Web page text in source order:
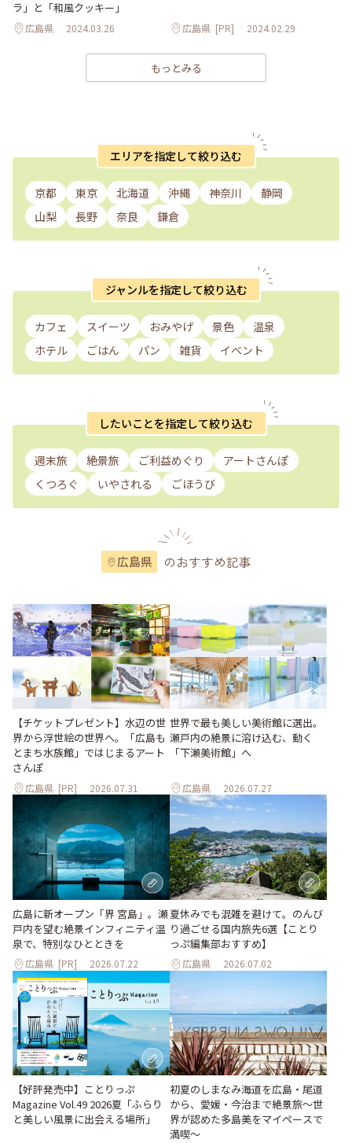
ラ」と「和風クッキー」
広島県 2024.03.26 広島県 [PR] 2024.02.29
もっとみる
エリアを指定して絞り込む
京都 東京 北海道 沖縄 神奈川
静岡
山梨
長野 奈良 鎌倉
ジャンルを指定して絞り込む
カフェ スイーツ おみやげ 景色
温泉
ホテル
ごはん パン 雑貨 イベント
したいことを指定して絞り込む
週末旅 絶景旅 ご利益めぐり
アートさんぽ
くつろぐ
いやされる ごほうび
広島県 のおすすめ記事
【チケットプレゼント】水辺の世
界から浮世絵の世界へ。「広島も
とまち水族館」ではじまるアート
さんぽ
広島県 [PR] 2026.07.31
世界で最も美しい美術館に選出。
瀬戸内の絶景に溶け込む、動く
「下瀬美術館」へ
広島県 2026.07.27
広島に新オープン「界 宮島」。瀬
戸内を望む絶景インフィニティ温
泉で、特別なひとときを
広島県 [PR] 2026.07.22
夏休みでも混雑を避けて。のんび
り過ごせる国内旅先6選【ことり
っぷ編集部おすすめ】
広島県 2026.07.02
【好評発売中】ことりっぷ
Magazine Vol.49 2026夏「ふらり
と美しい風景に出会える場所」
初夏のしまなみ海道を広島・尾道
から、愛媛・今治まで絶景旅〜世
界が認めた多島美をマイペースで
満喫〜